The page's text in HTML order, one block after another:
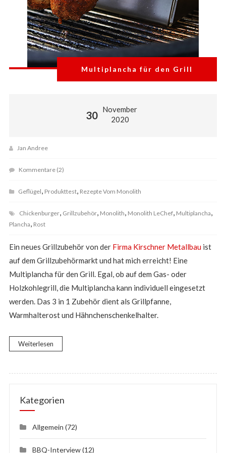
Multiplancha für den Grill
30 November
2020
Jan Andree
Kommentare (2)
Geflügel, Produkttest, Rezepte Vom Monolith
Chickenburger, Grillzubehör, Monolith, Monolith LeChef, Multiplancha,
Plancha, Rost
Ein neues Grillzubehör von der Firma Kirschner Metallbauist
auf dem Grillzubehörmarkt und hat mich erreicht! Eine
Multiplancha für den Grill. Egal, ob auf dem Gas- oder
Holzkohlegrill, die Multiplancha kann individuell eingesetzt
werden. Das 3 in 1 Zubehör dient als Grillpfanne,
Warmhalterost und Hähnchenschenkelhalter.
Weiterlesen
Kategorien
Allgemein (72)
BBQ-Interview(12)